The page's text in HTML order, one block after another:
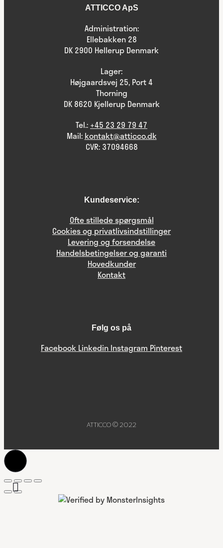
ATTICCO ApS
Administration:
Ellebakken 28
DK 2900 Hellerup Denmark
Lager:
Højgaardsvej 25, Port 4
Thorning
DK 8620 Kjellerup Denmark
Tel.: +45 23 29 79 47
Mail: kontakt@atticco.dk
CVR: 37094668
Kundeservice:
Ofte stillede spørgsmål
Cookies og privatlivsindstillinger
Levering og forsendelse
Handelsbetingelser og garanti
Hovedkunder
Kontakt
Følg os på
Facebook Linkedin Instagram Pinterest
ATTICCO © 2022